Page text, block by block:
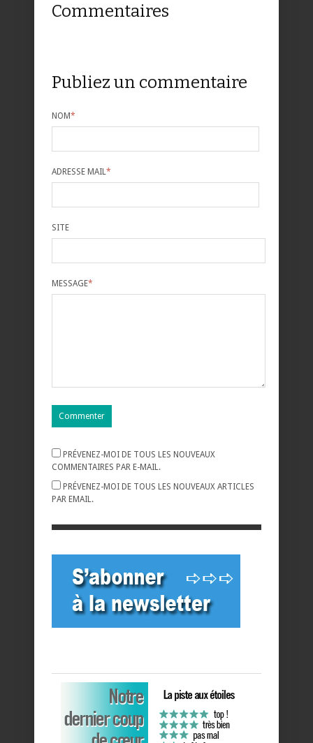
Commentaires
Publiez un commentaire
NOM*
ADRESSE MAIL*
SITE
MESSAGE*
PRÉVENEZ-MOI DE TOUS LES NOUVEAUX
COMMENTAIRES PAR E-MAIL.
PRÉVENEZ-MOI DE TOUS LES NOUVEAUX ARTICLES
PAR EMAIL.